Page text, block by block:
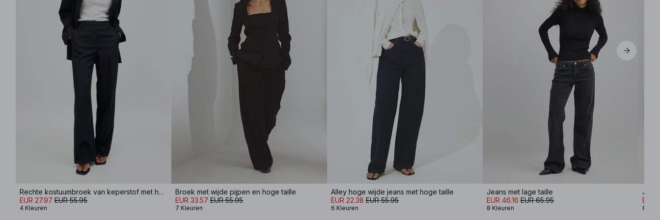
Rechte kostuumbroek van keperstof met halfhoge taille
EUR 27.97 EUR 55.95
4 Kleuren
Broek met wijde pijpen en hoge taille
EUR 33.57 EUR 55.95
7 Kleuren
Alley hoge wijde jeans met hoge taille
EUR 22.38 EUR 55.95
6 Kleuren
Jeans met lage taille
EUR 46.16 EUR 65.95
8 Kleuren
EUR
8